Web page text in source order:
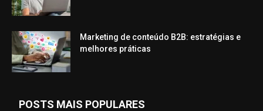
Marketing de conteúdo B2B: estratégias e
melhores práticas
POSTS MAIS POPULARES